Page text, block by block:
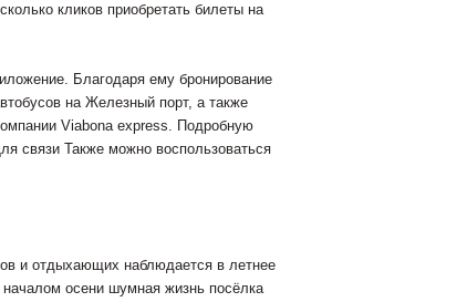
кликов приобретать билеты на
Благодаря ему бронирование
на Железный порт, а также
Viabona express. Подробную
связи Также можно воспользоваться
и отдыхающих наблюдается в летнее
осени шумная жизнь посёлка